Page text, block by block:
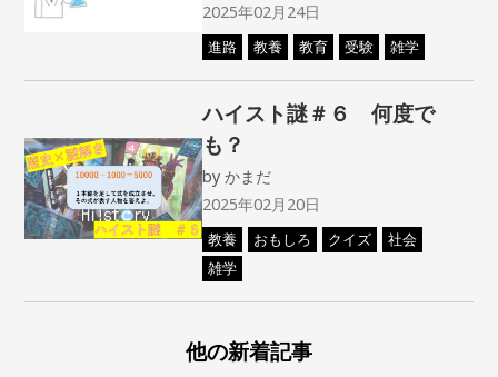
2025年02月24日
進路 教養 教育 受験 雑学
ハイスト謎＃６ 何度で
も？
byかまだ
2025年02月20日
教養 おもしろ クイズ
社会
雑学
他の新着記事